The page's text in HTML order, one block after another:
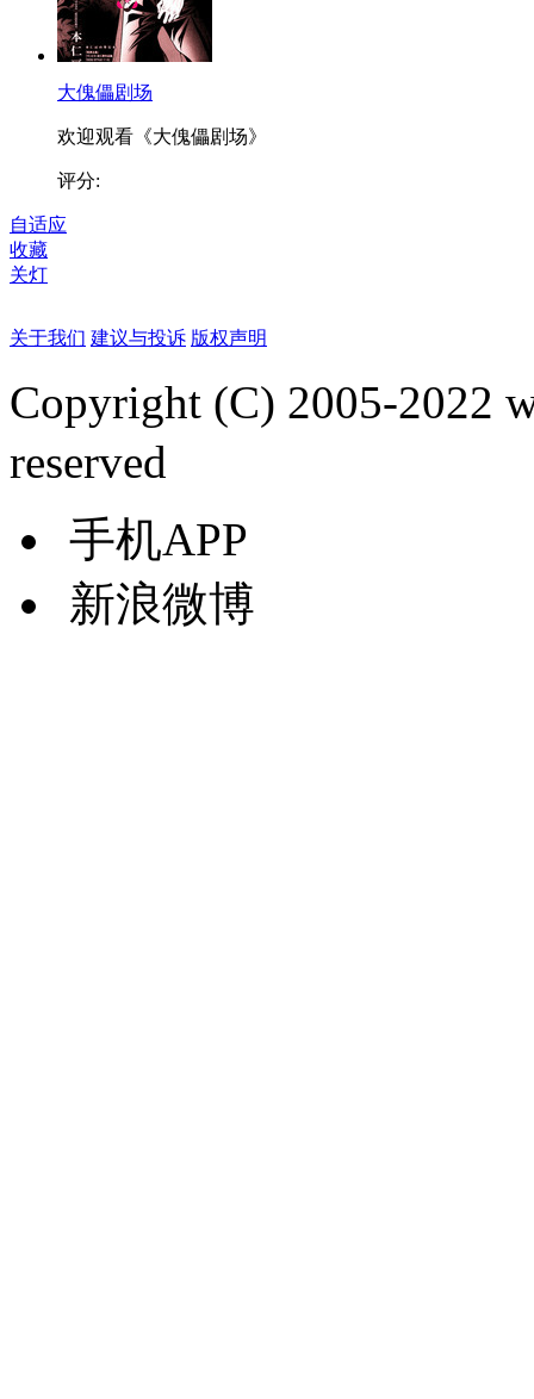
大傀儡剧场
欢迎观看《大傀儡剧场》
评分:
自适应
收藏
关灯
关于我们 建议与投诉 版权声明
Copyright (C) 2005-2022
reserved
手机APP
新浪微博